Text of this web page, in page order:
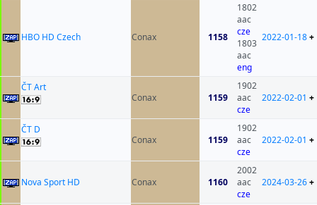
HBO HD Czech Conax 1158
1802
aac
cze
1803
aac
eng
2022-01-18+
ČT Art
Conax
1159
1902
aac
cze
2022-02-01 +
ČT D
Conax
1159
1902
aac
cze
2022-02-01 +
Nova Sport HD Conax 1160
2002
aac
cze
2024-03-26+